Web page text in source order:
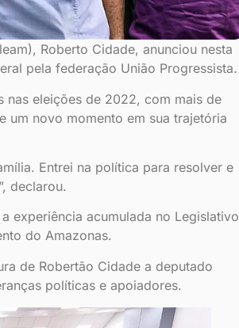
Roberto Cidade, anunciou nesta
pela federação União Progressista.
nas eleições de 2022, com mais de
um novo momento em sua trajetória
Entrei na política para resolver e
declarou.
experiência acumulada no Legislativo
do Amazonas.
de Robertão Cidade a deputado
políticas e apoiadores.